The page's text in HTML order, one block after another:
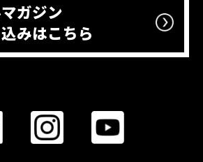
ガジン
みはこちら